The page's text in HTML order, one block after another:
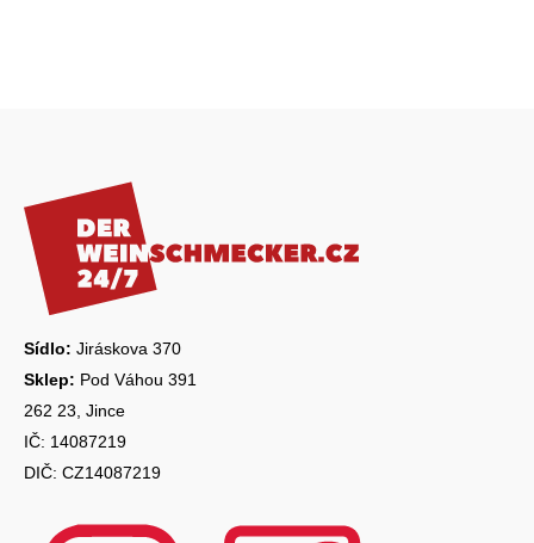
Sídlo: Jiráskova 370
Sklep: Pod Váhou 391
262 23, Jince
IČ: 14087219
DIČ: CZ14087219